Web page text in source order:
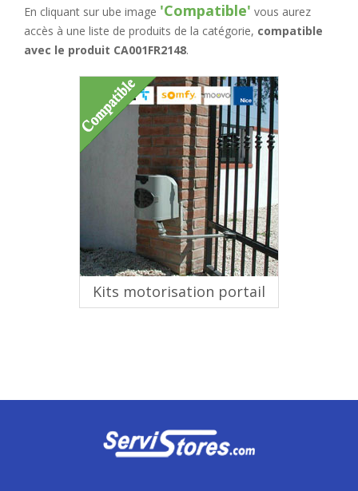
En cliquant sur ube image 'Compatible' vous aurez
accès à une liste de produits de la catégorie, compatible
avec le produit CA001FR2148.
Kits motorisation portail